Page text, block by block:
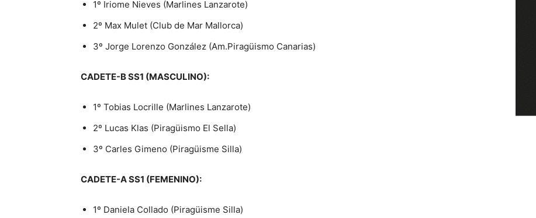
1º Iriome Nieves (Marlines Lanzarote)
2º Max Mulet (Club de Mar Mallorca)
3º Jorge Lorenzo González (Am.Piragüismo Canarias)
CADETE-B SS1 (MASCULINO):
1º Tobias Locrille (Marlines Lanzarote)
2º Lucas Klas (Piragüismo El Sella)
3º Carles Gimeno (Piragüisme Silla)
CADETE-A SS1 (FEMENINO):
1º Daniela Collado (Piragüisme Silla)